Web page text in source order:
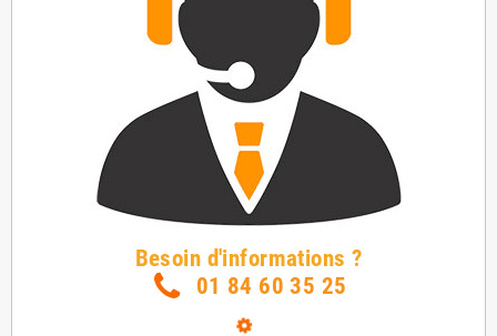
Besoin d'informations ?
01 84 60 35 25